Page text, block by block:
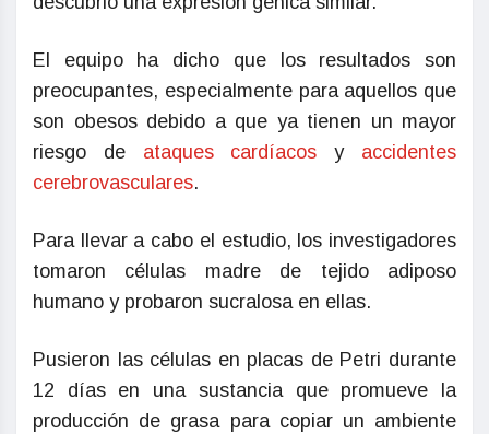
El equipo ha dicho que los resultados son
preocupantes, especialmente para aquellos que
son obesos debido a que ya tienen un mayor
riesgo de ataques cardíacos y accidentes
cerebrovasculares.
Para llevar a cabo el estudio, los investigadores
tomaron células madre de tejido adiposo
humano y probaron sucralosa en ellas.
Pusieron las células en placas de Petri durante
12 días en una sustancia que promueve la
producción de grasa para copiar un ambiente